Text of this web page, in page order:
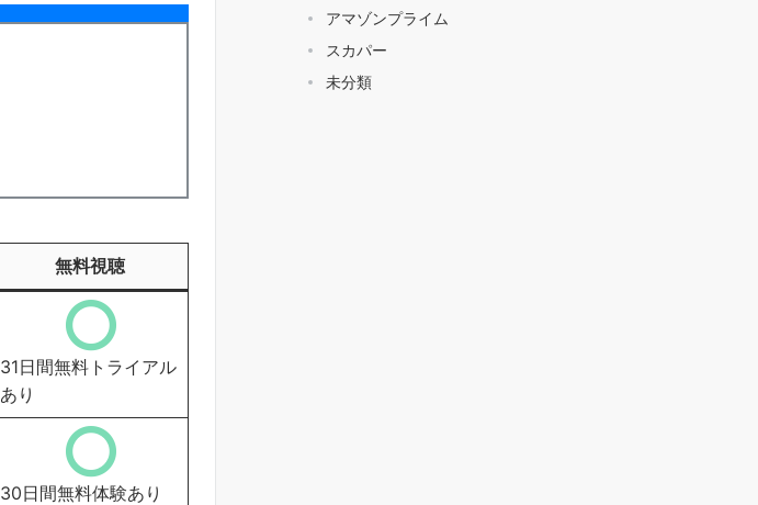
無料視聴
31日間無料トライアル
あり
30日間無料体験あり
アマゾンプライム
スカパー
未分類